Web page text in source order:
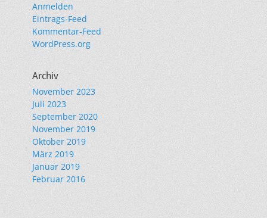
Anmelden
Eintrags-Feed
Kommentar-Feed
WordPress.org
Archiv
November 2023
Juli 2023
September 2020
November 2019
Oktober 2019
März 2019
Januar 2019
Februar 2016